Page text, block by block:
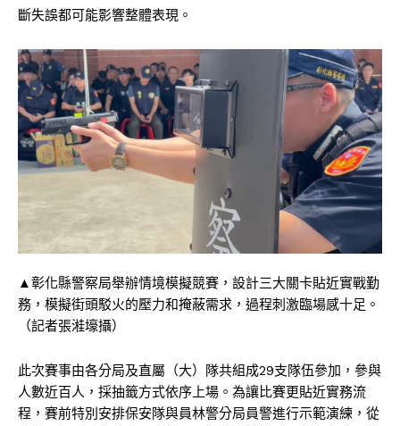
斷失誤都可能影響整體表現。
▲彰化縣警察局舉辦情境模擬競賽，設計三大關卡貼近實戰勤
務，模擬街頭駁火的壓力和掩蔽需求，過程刺激臨場感十足。
（記者張溎壕攝）
此次賽事由各分局及直屬（大）隊共組成29支隊伍參加，參與
人數近百人，採抽籤方式依序上場。為讓比賽更貼近實務流
程，賽前特別安排保安隊與員林警分局員警進行示範演練，從